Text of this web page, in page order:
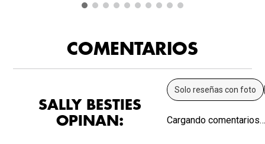
COMENTARIOS
SALLY BESTIES
OPINAN:
Solo reseñas con foto
Cargando